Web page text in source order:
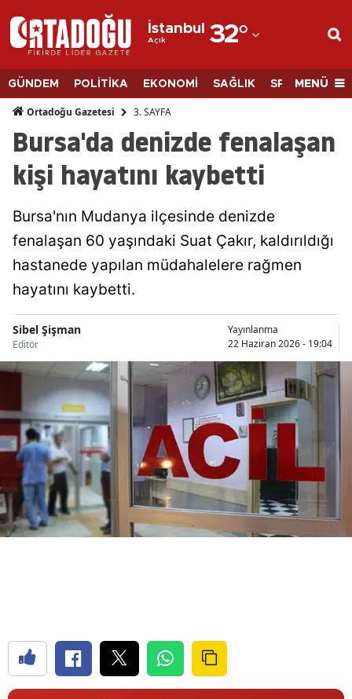
İstanbul
Açık 32°
Adana
Adıyaman
Afyonkarahisar
Ağrı
Amasya
Ankara
Antalya
Artvin
Bilecik
Bingöl
Bitlis
Bolu
Burdur
Bursa
Denizli
Diyarbakır
GÜNDEM POLİTİKA EKONOMİ SAĞLIK SPORMENÜ
Ortadoğu Gazetesi 3. SAYFA
Bursa'da denizde fenalaşan
kişi hayatını kaybetti
Bursa'nın Mudanya ilçesinde denizde
fenalaşan 60 yaşındaki Suat Çakır, kaldırıldığı
hastanede yapılan müdahalelere rağmen
hayatını kaybetti.
Sibel Şişman
Editör
Yayınlanma
22 Haziran 2026 - 19:04